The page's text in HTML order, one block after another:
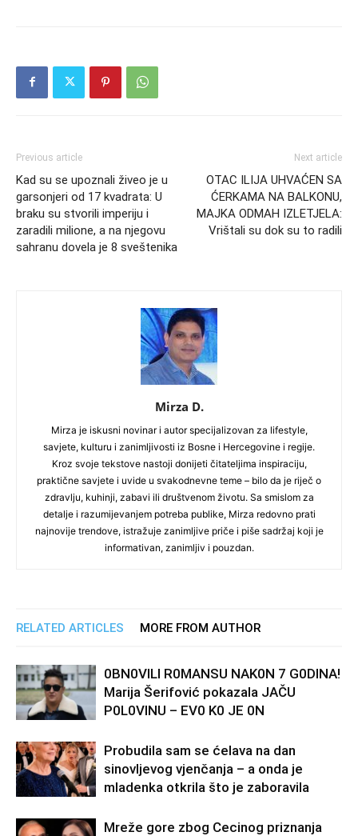
Previous article
Kad su se upoznali živeo je u
garsonjeri od 17 kvadrata: U
braku su stvorili imperiju i
zaradili milione, a na njegovu
sahranu dovela je 8 sveštenika
Next article
OTAC ILIJA UHVAĆEN SA
ĆERKAMA NA BALKONU,
MAJKA ODMAH IZLETJELA:
Vrištali su dok su to radili
Mirza D.
Mirza je iskusni novinar i autor specijalizovan za lifestyle,
savjete, kulturu i zanimljivosti iz Bosne i Hercegovine i regije.
Kroz svoje tekstove nastoji donijeti čitateljima inspiraciju,
praktične savjete i uvide u svakodnevne teme – bilo da je riječ o
zdravlju, kuhinji, zabavi ili društvenom životu. Sa smislom za
detalje i razumijevanjem potreba publike, Mirza redovno prati
najnovije trendove, istražuje zanimljive priče i piše sadržaj koji je
informativan, zanimljiv i pouzdan.
RELATED ARTICLES MORE FROM AUTHOR
0BN0VlLl R0MANSU NAK0N 7 G0DlNA!
Marija Šerifović pokazala JAČU
P0L0VINU – EV0 K0 JE 0N
Probudila sam se ćelava na dan
sinovljevog vjenčanja – a onda je
mladenka otkrila što je zaboravila
Mreže gore zbog Cecinog priznanja